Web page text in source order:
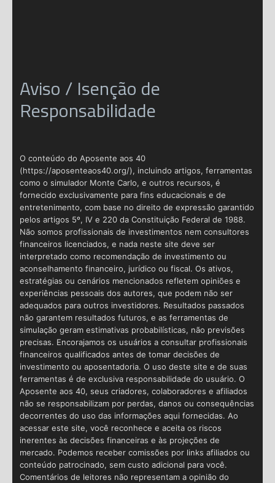
Aviso / Isenção de
Responsabilidade
O conteúdo do Aposente aos 40
(https://aposenteaos40.org/), incluindo artigos, ferramentas
como o simulador Monte Carlo, e outros recursos, é
fornecido exclusivamente para fins educacionais e de
entretenimento, com base no direito de expressão garantido
pelos artigos 5º, IV e 220 da Constituição Federal de 1988.
Não somos profissionais de investimentos nem consultores
financeiros licenciados, e nada neste site deve ser
interpretado como recomendação de investimento ou
aconselhamento financeiro, jurídico ou fiscal. Os ativos,
estratégias ou cenários mencionados refletem opiniões e
experiências pessoais dos autores, que podem não ser
adequados para outros investidores. Resultados passados
não garantem resultados futuros, e as ferramentas de
simulação geram estimativas probabilísticas, não previsões
precisas. Encorajamos os usuários a consultar profissionais
financeiros qualificados antes de tomar decisões de
investimento ou aposentadoria. O uso deste site e de suas
ferramentas é de exclusiva responsabilidade do usuário. O
Aposente aos 40, seus criadores, colaboradores e afiliados
não se responsabilizam por perdas, danos ou consequências
decorrentes do uso das informações aqui fornecidas. Ao
acessar este site, você reconhece e aceita os riscos
inerentes às decisões financeiras e às projeções de
mercado. Podemos receber comissões por links afiliados ou
conteúdo patrocinado, sem custo adicional para você.
Comentários de leitores não representam a opinião do